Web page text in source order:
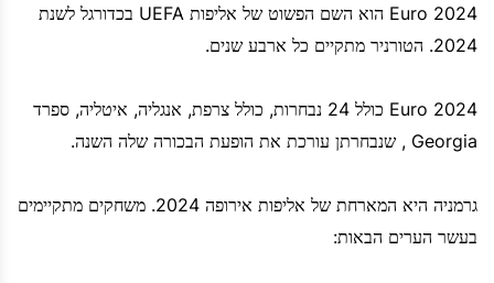
Euro 2024 הוא השם הפשוט של אליפות UEFA בכדורגל לשנת
2024. הטורניר מתקיים כל ארבע שנים.
Euro 2024 כולל 24 נבחרות, כולל צרפת, אנגליה, איטליה, ספרד
Georgia , שנבחרתן עורכת את הופעת הבכורה שלה השנה.
גרמניה היא המארחת של אליפות אירופה 2024. משחקים מתקיימים
בעשר הערים הבאות: